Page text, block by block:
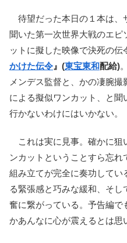
待望だった本日の１本は、
聞いた第一次世界大戦のエピ
ットに擬した映像で決死の伝
かけた伝令 』(東宝東和配給)
メンデス監督と、かの凄腕
による擬似ワンカット、と聞
行かないわけにはいかない。
これは実に見事。確かに狙
ンカットということすら忘
組み立てが完全に奏功してい
る緊張感と巧みな緩和、そ
奮に繋がっている。予告編で
かあんなに心が震えるとは思